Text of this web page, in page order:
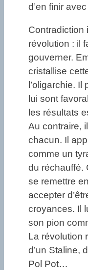
d’en finir avec
Contradiction
révolution : il
gouverner.
cristallise
l’oligarchie.
lui sont
les résultats
Au contraire,
chacun. Il
comme un
du réchauffé.
se remettre
accepter
croyances. Il
son pion
La révolution
d’un Staline,
Pol Pot…